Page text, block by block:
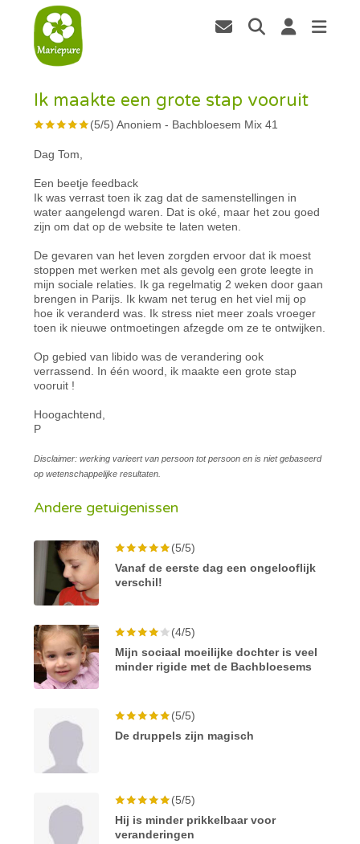
Ik maakte een grote stap vooruit
(5/5)Anoniem - Bachbloesem Mix 41
Dag Tom,
Een beetje feedback
Ik was verrast toen ik zag dat de samenstellingen in
water aangelengd waren. Dat is oké, maar het zou goed
zijn om dat op de website te laten weten.
De gevaren van het leven zorgden ervoor dat ik moest
stoppen met werken met als gevolg een grote leegte in
mijn sociale relaties. Ik ga regelmatig 2 weken door gaan
brengen in Parijs. Ik kwam net terug en het viel mij op
hoe ik veranderd was. Ik stress niet meer zoals vroeger
toen ik nieuwe ontmoetingen afzegde om ze te ontwijken.
Op gebied van libido was de verandering ook
verrassend. In één woord, ik maakte een grote stap
vooruit !
Hoogachtend,
P
Disclaimer: werking varieert van persoon tot persoon en is niet gebaseerd
op wetenschappelijke resultaten.
Andere getuigenissen
(5/5)
Vanaf de eerste dag een ongelooflijk
verschil!
(4/5)
Mijn sociaal moeilijke dochter is veel
minder rigide met de Bachbloesems
(5/5)
De druppels zijn magisch
(5/5)
Hij is minder prikkelbaar voor
veranderingen